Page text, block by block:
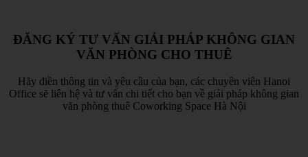
ĐĂNG KÝ TƯ VẤN GIẢI PHÁP KHÔNG GIAN
VĂN PHÒNG CHO THUÊ
Hãy điền thông tin và yêu cầu của bạn, các chuyên viên Hanoi
Office sẽ liên hệ và tư vấn chi tiết cho bạn về giải pháp không gian
văn phòng thuê Coworking Space Hà Nội